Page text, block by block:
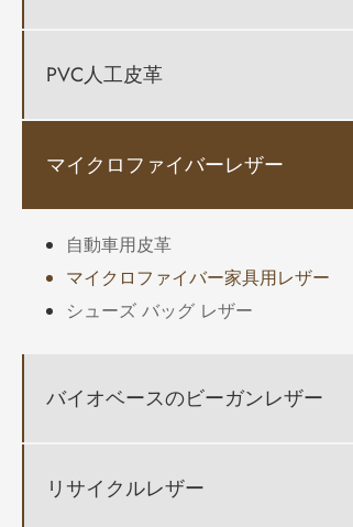
PVC人工皮革
マイクロファイバーレザー
自動車用皮革
マイクロファイバー家具用レザー
シューズ バッグ レザー
バイオベースのビーガンレザー
リサイクルレザー